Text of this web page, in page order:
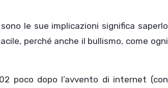
le sue implicazioni significa saperlo
perché anche il bullismo, come ogni
poco dopo l’avvento di internet (con